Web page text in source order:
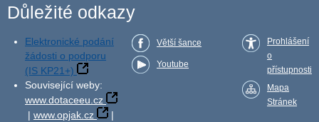
Důležité odkazy
Elektronické podání
žádosti o podporu
(IS KP21+)
Související weby:
www.dotaceeu.cz
| www.opjak.cz
|
Větší šance
Youtube
Prohlášení
o
přístupnosti
Mapa
Stránek